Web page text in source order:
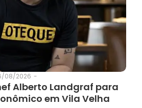
08/2026 -
Alberto Landgraf para
em Vila Velha